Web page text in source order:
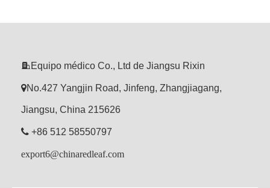
 Equipo médico Co., Ltd de Jiangsu Rixin
No.427 Yangjin Road, Jinfeng, Zhangjiagang,
Jiangsu, China 215626
 +86 512 58550797
export6@chinaredleaf.com